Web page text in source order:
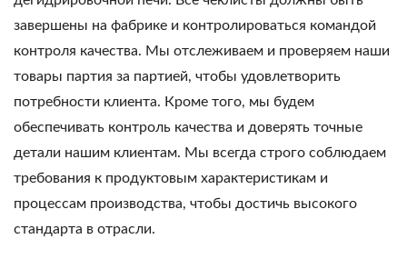
завершены на фабрике и контролироваться командой
контроля качества. Мы отслеживаем и проверяем наши
товары партия за партией, чтобы удовлетворить
потребности клиента. Кроме того, мы будем
обеспечивать контроль качества и доверять точные
детали нашим клиентам. Мы всегда строго соблюдаем
требования к продуктовым характеристикам и
процессам производства, чтобы достичь высокого
стандарта в отрасли.